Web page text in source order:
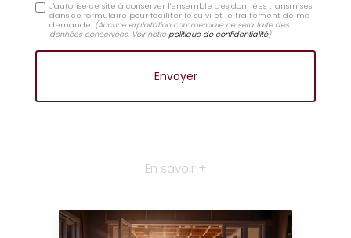
J'autorise ce site à conserver l'ensemble des données transmises
dans ce formulaire pour faciliter le suivi et le traitement de ma
demande. (Aucune exploitation commerciale ne sera faite des
données concervées. Voir notrepolitique de confidentialité)
En savoir +